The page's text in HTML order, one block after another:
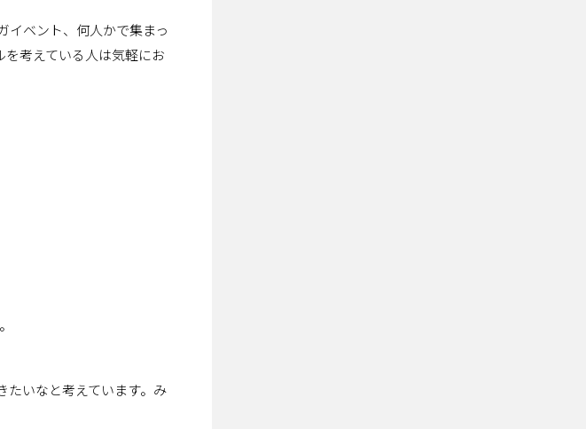
イベント、何人かで集まっ
考えている人は気軽にお
たいなと考えています。み